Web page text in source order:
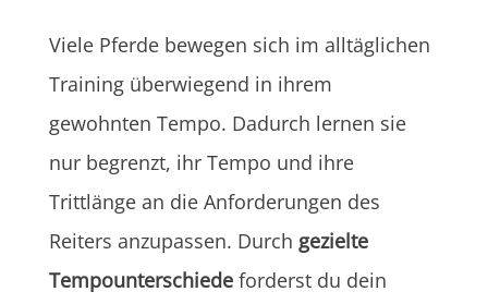
Viele Pferde bewegen sich im alltäglichen
Training überwiegend in ihrem
gewohnten Tempo. Dadurch lernen sie
nur begrenzt, ihr Tempo und ihre
Trittlänge an die Anforderungen des
Reiters anzupassen. Durch gezielte
Tempounterschiedeforderst du dein